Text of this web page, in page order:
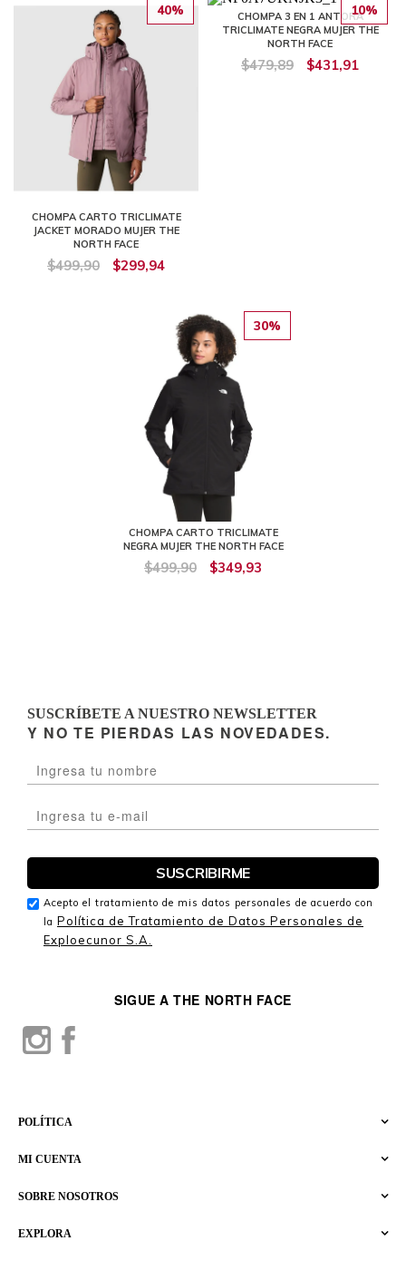
40%
CHOMPA CARTO TRICLIMATE
JACKET MORADO MUJER THE
NORTH FACE
$499,90 $299,94
10%
CHOMPA 3 EN 1 ANTORA
TRICLIMATE NEGRA MUJER THE
NORTH FACE
$479,89 $431,91
30%
CHOMPA CARTO TRICLIMATE
NEGRA MUJER THE NORTH FACE
$499,90 $349,93
EXPLORA
SOBRE NOSOTROS
MI CUENTA
POLÍTICA
SIGUE A THE NORTH FACE
SUSCRÍBETE A NUESTRO NEWSLETTER
Y NO TE PIERDAS LAS NOVEDADES.
Acepto el tratamiento de mis datos personales de acuerdo con
la Política de Tratamiento de Datos Personales de
Exploecunor S.A.